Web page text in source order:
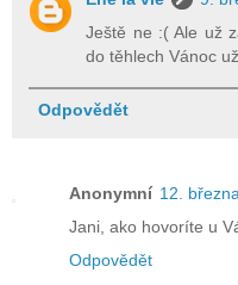
Ještě ne :( Ale už
do těhlech Vánoc
Odpovědět
Anonymní 12.
Jani, ako hovoríte u
Odpovědět